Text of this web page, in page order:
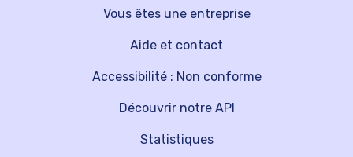
Vous êtes une entreprise
Découvrir notre API
Aide et contact
Statistiques
Accessibilité : Non conforme